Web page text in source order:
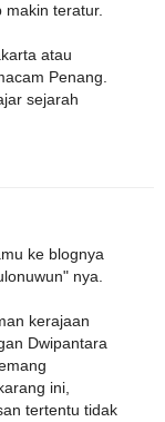
makin teratur.
atau
Penang.
sejarah
ke blognya
nya.
kerajaan
Dwipantara
ini,
tertentu tidak